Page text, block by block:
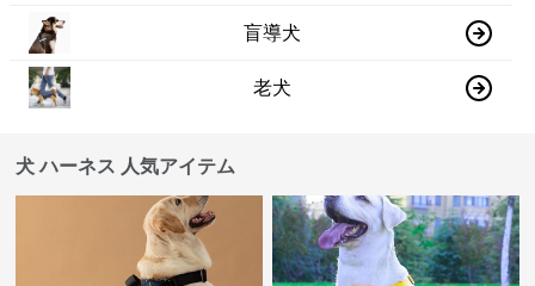
盲導犬
老犬
犬 ハーネス 人気アイテム